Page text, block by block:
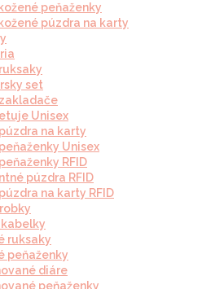
peňaženky
púzdra na karty
set
Unisex
na karty
Unisex
RFID
púzdra RFID
na karty RFID
ruksaky
peňaženky
diáre
peňaženky